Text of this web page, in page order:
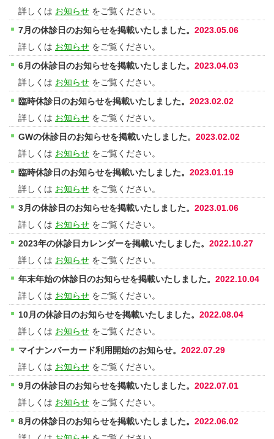
詳しくは お知らせ をご覧ください。
7月の休診日のお知らせを掲載いたしました。 2023.05.06
詳しくは お知らせ をご覧ください。
6月の休診日のお知らせを掲載いたしました。 2023.04.03
詳しくは お知らせ をご覧ください。
臨時休診日のお知らせを掲載いたしました。 2023.02.02
詳しくは お知らせ をご覧ください。
GWの休診日のお知らせを掲載いたしました。 2023.02.02
詳しくは お知らせ をご覧ください。
臨時休診日のお知らせを掲載いたしました。 2023.01.19
詳しくは お知らせ をご覧ください。
3月の休診日のお知らせを掲載いたしました。 2023.01.06
詳しくは お知らせ をご覧ください。
2023年の休診日カレンダーを掲載いたしました。 2022.10.27
詳しくは お知らせ をご覧ください。
年末年始の休診日のお知らせを掲載いたしました。 2022.10.04
詳しくは お知らせ をご覧ください。
10月の休診日のお知らせを掲載いたしました。 2022.08.04
詳しくは お知らせ をご覧ください。
マイナンバーカード利用開始のお知らせ。 2022.07.29
詳しくは お知らせ をご覧ください。
9月の休診日のお知らせを掲載いたしました。 2022.07.01
詳しくは お知らせ をご覧ください。
8月の休診日のお知らせを掲載いたしました。 2022.06.02